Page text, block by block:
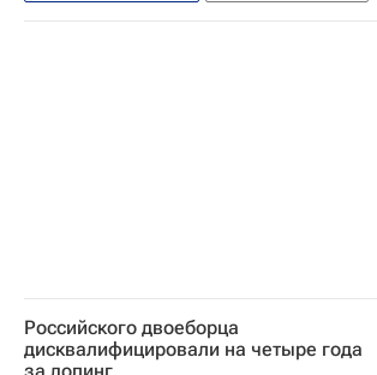
Спорт
Горнолыжный спорт
Российского двоеборца
дисквалифицировали на четыре года